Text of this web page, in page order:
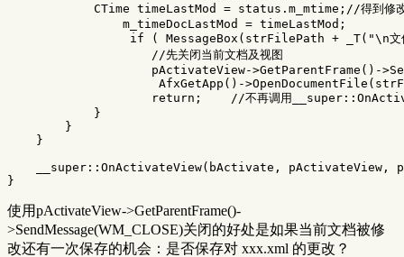
CTime timeLastMod = status . m_mtime ; //得到修
m_timeDocLastMod
= timeLastMod ;
if
( MessageBox ( strFilePath + _T( "\n文
//先关闭当前文档及视图
pActivateView->GetParentFrame () ->
AfxGetApp () ->OpenDocumentFile (
return ;
//不再调用
}
}
}
__super :: OnActivateView( bActivate , pActivateView ,
}
使用pActivateView->GetParentFrame()-
>SendMessage(WM_CLOSE)关闭的好处是如果当前文档被修
改还有一次保存的机会：是否保存对 xxx.xml 的更改？